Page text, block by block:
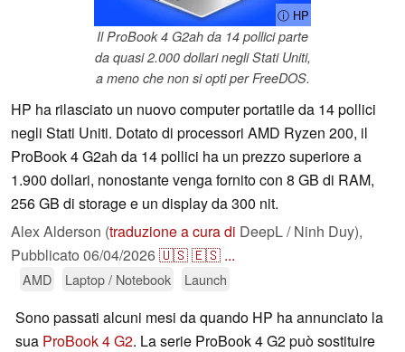
ⓘ HP
Il ProBook 4 G2ah da 14 pollici parte
da quasi 2.000 dollari negli Stati Uniti,
a meno che non si opti per FreeDOS.
HP ha rilasciato un nuovo computer portatile da 14 pollici
negli Stati Uniti. Dotato di processori AMD Ryzen 200, il
ProBook 4 G2ah da 14 pollici ha un prezzo superiore a
1.900 dollari, nonostante venga fornito con 8 GB di RAM,
256 GB di storage e un display da 300 nit.
Alex Alderson (traduzione a cura di DeepL / Ninh Duy),
Pubblicato 06/04/2026🇺🇸🇪🇸 ...
AMD Laptop / Notebook Launch
Sono passati alcuni mesi da quando HP ha annunciato la
sua ProBook 4 G2. La serie ProBook 4 G2 può sostituire